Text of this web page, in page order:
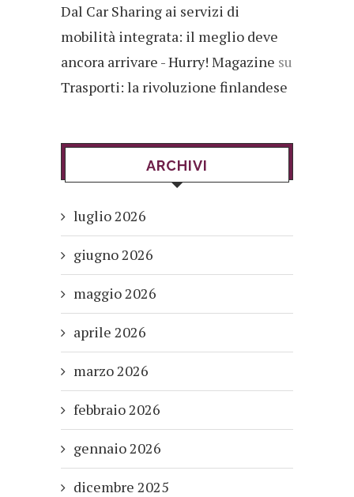
Dal Car Sharing ai servizi di
mobilità integrata: il meglio deve
ancora arrivare - Hurry! Magazine su
Trasporti: la rivoluzione finlandese
ARCHIVI
luglio 2026
giugno 2026
maggio 2026
aprile 2026
marzo 2026
febbraio 2026
gennaio 2026
dicembre 2025